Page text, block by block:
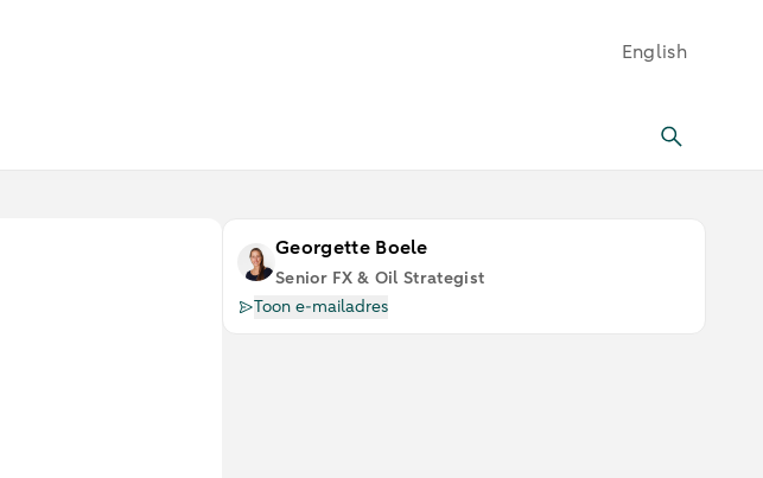
English
Georgette Boele
Senior FX & Oil Strategist
Toon e-mailadres